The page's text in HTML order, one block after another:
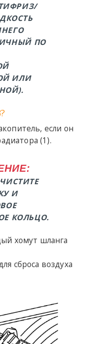
ПО
ИЛИ
если он
(1).
И
КОЛЬЦО.
хомут шланга
сброса воздуха